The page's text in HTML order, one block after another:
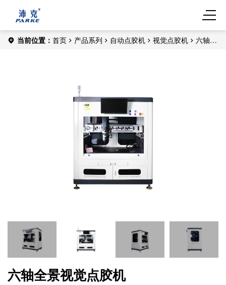
当前位置： 首页 产品系列 自动点胶机 视觉点胶机
六轴全
六轴全景视觉点胶机